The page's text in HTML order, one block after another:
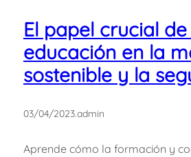
El papel crucial
educación en la
sostenible y la
03/04/2023.admin
Aprende cómo la formación y